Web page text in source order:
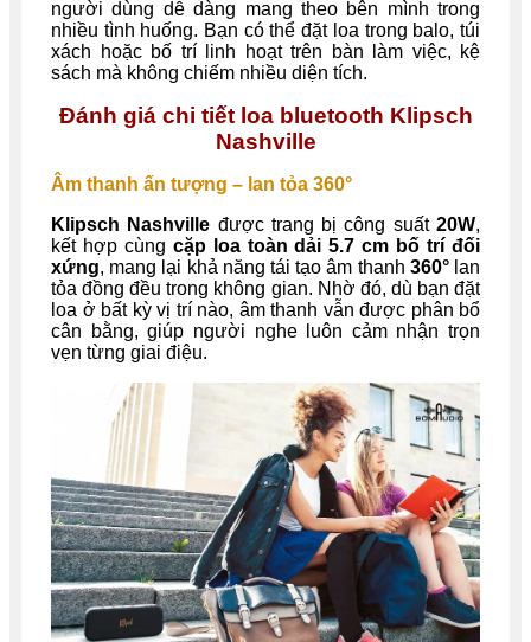
người dùng dễ dàng mang theo bên mình trong
nhiều tình huống. Bạn có thể đặt loa trong balo, túi
xách hoặc bố trí linh hoạt trên bàn làm việc, kệ
sách mà không chiếm nhiều diện tích.
Đánh giá chi tiết loa bluetooth Klipsch
Nashville
Âm thanh ấn tượng – lan tỏa 360°
Klipsch Nashville được trang bị công suất20W,
kết hợp cùng cặp loa toàn dải 5.7 cm bố trí đối
xứng, mang lại khả năng tái tạo âm thanh 360°lan
tỏa đồng đều trong không gian. Nhờ đó, dù bạn đặt
loa ở bất kỳ vị trí nào, âm thanh vẫn được phân bổ
cân bằng, giúp người nghe luôn cảm nhận trọn
vẹn từng giai điệu.